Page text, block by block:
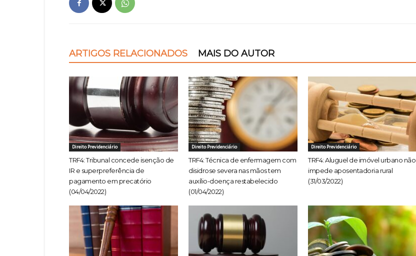
ARTIGOS RELACIONADOS MAIS DO AUTOR
Direito Previdenciário
TRF4: Tribunal concede isenção de
IR e superpreferência de
pagamento em precatório
(04/04/2022)
Direito Previdenciário
TRF4: Técnica de enfermagem com
disidrose severa nas mãos tem
auxílio-doença restabelecido
(01/04/2022)
Direito Previdenciário
TRF4: Aluguel de imóvel urbano não
impede aposentadoria rural
(31/03/2022)